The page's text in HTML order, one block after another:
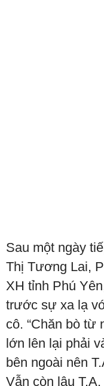
Sau một ngày
Thị Tương Lai,
XH tỉnh Phú
trước sự xa lạ
cô. “Chăn bò từ
lớn lên lại phải
bên ngoài nên
Vẫn còn lâu